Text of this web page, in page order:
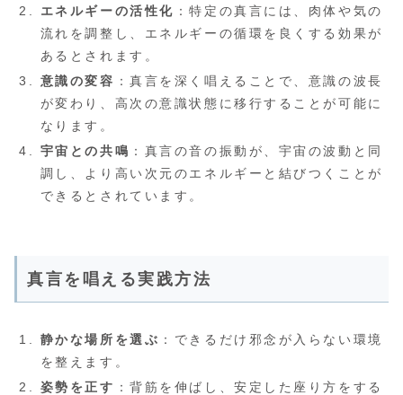
エネルギーの活性化 ：特定の真言には、肉体や気の
流れを調整し、エネルギーの循環を良くする効果が
あるとされます。
意識の変容 ：真言を深く唱えることで、意識の波長
が変わり、高次の意識状態に移行することが可能に
なります。
宇宙との共鳴 ：真言の音の振動が、宇宙の波動と同
調し、より高い次元のエネルギーと結びつくことが
できるとされています。
真言を唱える実践方法
静かな場所を選ぶ ：できるだけ邪念が入らない環境
を整えます。
姿勢を正す ：背筋を伸ばし、安定した座り方をする